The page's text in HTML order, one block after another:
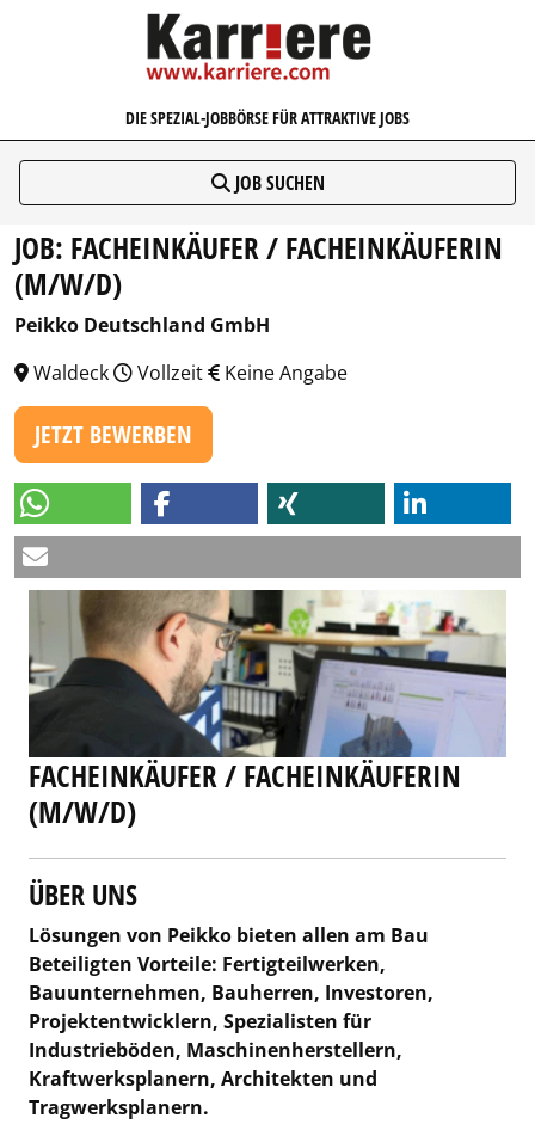
KARRIERE.COM
DIE SPEZIAL-JOBBÖRSE FÜR ATTRAKTIVE JOBS
JOB SUCHEN
JOB: FACHEINKÄUFER / FACHEINKÄUFERIN
(M/W/D)
Peikko Deutschland GmbH
Waldeck
Vollzeit Keine Angabe
JETZT BEWERBEN
FACHEINKÄUFER / FACHEINKÄUFERIN
(M/W/D)
ÜBER UNS
Lösungen von Peikko bieten allen am Bau
Beteiligten Vorteile: Fertigteilwerken,
Bauunternehmen, Bauherren, Investoren,
Projektentwicklern, Spezialisten für
Industrieböden, Maschinenherstellern,
Kraftwerksplanern, Architekten und
Tragwerksplanern.